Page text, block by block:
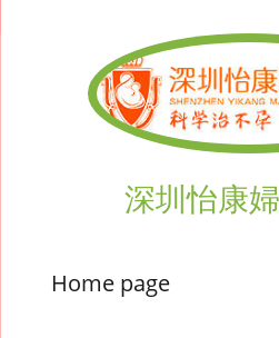
深圳怡康
Home page